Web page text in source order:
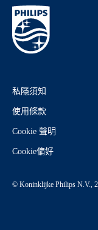
私隱須知
使用條款
Cookie 聲明
Cookie偏好
© Koninklijke Philips N.V.,